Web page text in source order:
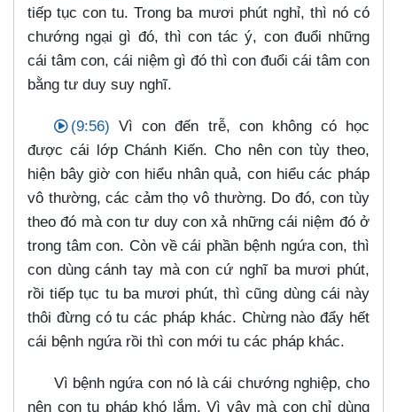
tiếp tục con tu. Trong ba mươi phút nghỉ, thì nó có
chướng ngại gì đó, thì con tác ý, con đuổi những
cái tâm con, cái niệm gì đó thì con đuổi cái tâm con
bằng tư duy suy nghĩ.
(9:56) Vì con đến trễ, con không có học
được cái lớp Chánh Kiến. Cho nên con tùy theo,
hiện bây giờ con hiểu nhân quả, con hiểu các pháp
vô thường, các cảm thọ vô thường. Do đó, con tùy
theo đó mà con tư duy con xả những cái niệm đó ở
trong tâm con. Còn về cái phần bệnh ngứa con, thì
con dùng cánh tay mà con cứ nghĩ ba mươi phút,
rồi tiếp tục tu ba mươi phút, thì cũng dùng cái này
thôi đừng có tu các pháp khác. Chừng nào đẩy hết
cái bệnh ngứa rồi thì con mới tu các pháp khác.
Vì bệnh ngứa con nó là cái chướng nghiệp, cho
nên con tu pháp khó lắm. Vì vậy mà con chỉ dùng